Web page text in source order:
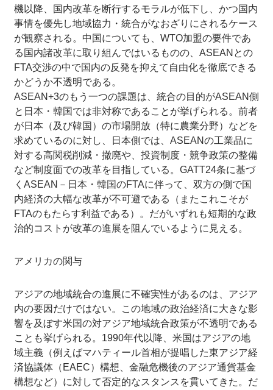
機以降、国内改革を断行するモラルが低下し、かつ国内
事情を優先し地域協力・統合がなおざりにされるケース
が観察される。中国についても、WTO加盟の要件であ
る国内諸改革に取り組んではいるものの、ASEANとの
FTA交渉の中で国内の反発を抑えて自由化を徹底できる
かどうか不透明である。
ASEAN+3のもう一つの課題は、統合の目的がASEAN側
と日本・韓国では非対称であることが挙げられる。前者
が日本（及び韓国）の市場開放（特に農業分野）などを
求めているのに対し、日本側では、ASEANの工業品に
対する高関税削減・撤廃や、投資制度・競争政策の整備
など制度面での改革を目指している。GATT24条に基づ
くASEAN－日本・韓国のFTAに伴って、双方の側で国
内経済の大幅な改革が不可避である（またこれこそが
FTAのもたらす利益である）。だがいずれも短期的な政
治的コストが改革の進展を阻んでいるように見える。
アメリカの関与
アジアの地域統合の進展に不確実性があるのは、アジア
内の要因だけではない。この地域の政治経済に大きな影
響を及ぼす米国の対アジア地域統合政策が不透明である
ことも挙げられる。1990年代以降、米国はアジアの地
域主義（例えばマハティール首相が提唱した東アジア経
済協議体（EAEC）構想、金融危機後のアジア通貨基金
構想など）に対して否定的なスタンスを貫いてきた。だ